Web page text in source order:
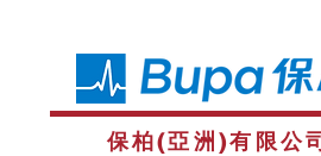
保柏(亞洲)有限公司